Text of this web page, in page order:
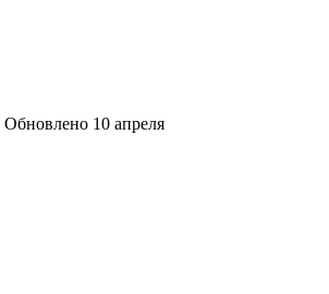
Обновлено 10 апреля